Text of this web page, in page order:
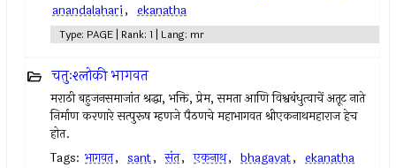
anandalahari, ekanatha
Type: PAGE | Rank: 1 | Lang: mr
चतुःश्लोकी भागवत
मराठी बहुजनसमाजांत श्रद्धा, भक्ति, प्रेम, समता आणि विश्वबंधुत्वाचें अतूट नाते
निर्माण करणारे सत्पुरूष म्हणजे पैठणचे महाभागवत श्रीएकनाथमहाराज हेच
होत.
Tags: भागवत, sant, संत, एकनाथ, bhagavat, ekanatha